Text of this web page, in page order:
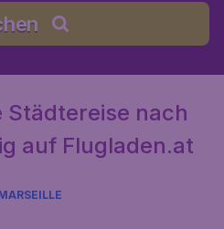
Städtereise nach
auf Flugladen.at